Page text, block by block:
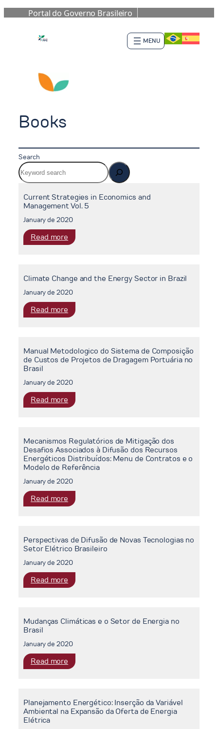
Portal do Governo Brasileiro
to
content
Books
Search
Current Strategies in Economics and
Management Vol. 5
January de 2020
Read more
Current
Economics
and
Management
Vol.
Climate Change and the Energy Sector in Brazil
January de 2020
Read more
Climate
the
Energy
in
Brazil
Manual Metodologico do Sistema de Composição
de Custos de Projetos de Dragagem Portuária no
Brasil
January de 2020
Read more
Manual
Sistema
de
Composição
Custos
Projetos
Portuária
no
Brasil
Mecanismos Regulatórios de Mitigação dos
Desafios Associados à Difusão dos Recursos
Energéticos Distribuídos: Menu de Contratos e o
Modelo de Referência
January de 2020
Read more
Mecanismos
Mitigação
dos
Desafios
Associados
à
Recursos
Energéticos
Menu
Contratos
Modelo
de
Perspectivas de Difusão de Novas Tecnologias no
Setor Elétrico Brasileiro
January de 2020
Read more
Perspectivas
de
Tecnologias
no
Setor
Mudanças Climáticas e o Setor de Energia no
Brasil
January de 2020
Read more
Mudanças
o
Setor
Planejamento Energético: Inserção da Variável
Ambiental na Expansão da Oferta de Energia
Elétrica